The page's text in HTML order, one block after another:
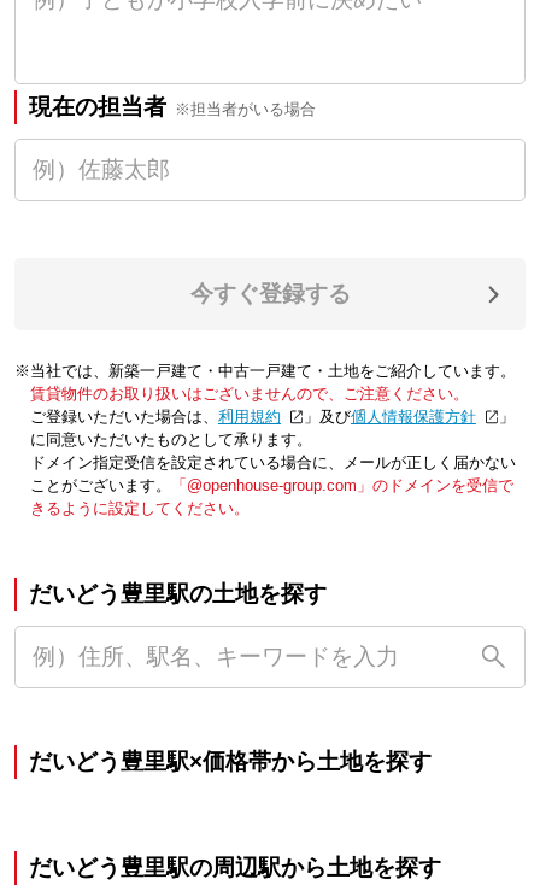
現在の担当者 ※担当者がいる場合
今すぐ登録する
※当社では、新築一戸建て・中古一戸建て・土地をご紹介しています。
賃貸物件のお取り扱いはございませんので、ご注意ください。
ご登録いただいた場合は、「利用規約 」及び「個人情報保護方針
」
に同意いただいたものとして承ります。
ドメイン指定受信を設定されている場合に、メールが正しく届かない
ことがございます。
「@openhouse-group.com」のドメインを受信で
きるように設定してください。
だいどう豊里駅の土地を探す
だいどう豊里駅×価格帯から土地を探す
だいどう豊里駅の周辺駅から土地を探す